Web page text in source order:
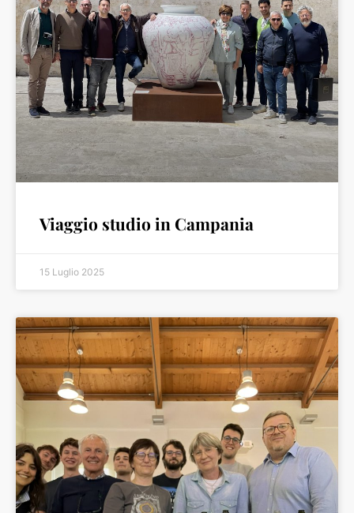
Viaggio studio in Campania
15 Luglio 2025